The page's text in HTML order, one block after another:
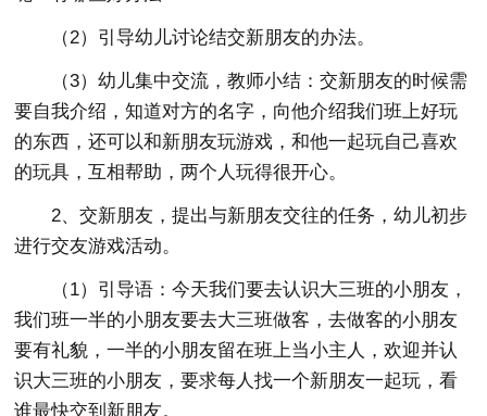
（2）引导幼儿讨论结交新朋友的办法。
（3）幼儿集中交流，教师小结：交新朋友的时候需
要自我介绍，知道对方的名字，向他介绍我们班上好玩
的东西，还可以和新朋友玩游戏，和他一起玩自己喜欢
的玩具，互相帮助，两个人玩得很开心。
2、交新朋友，提出与新朋友交往的任务，幼儿初步
进行交友游戏活动。
（1）引导语：今天我们要去认识大三班的小朋友，
我们班一半的小朋友要去大三班做客，去做客的小朋友
要有礼貌，一半的小朋友留在班上当小主人，欢迎并认
识大三班的小朋友，要求每人找一个新朋友一起玩，看
谁最快交到新朋友。